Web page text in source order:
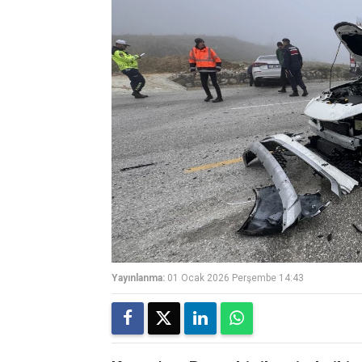
Yayınlanma: 01 Ocak 2026 Perşembe 14:43